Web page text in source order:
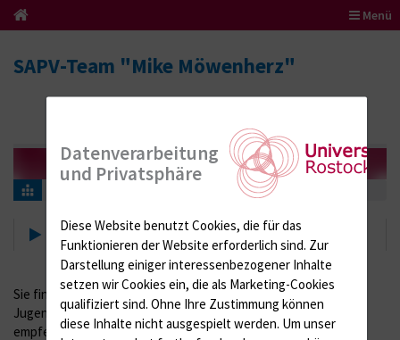
Menü
SAPV-Team "Mike Möwenherz"
Räumlichkeiten
Räumlichkeiten
Sie finden uns in der 1. Etage der Universitäts-Kinder- und
Jugendklinik. Sie können uns dort jederzeit besuchen, wir
empfehlen Ihnen jedoch sich vorher telefonisch zu melden, um
Datenverarbeitung
und Privatsphäre
Diese Website benutzt Cookies, die für das
Funktionieren der Website erforderlich sind. Zur
Darstellung einiger interessenbezogener Inhalte
setzen wir Cookies ein, die als Marketing-Cookies
qualifiziert sind. Ohne Ihre Zustimmung können
diese Inhalte nicht ausgespielt werden. Um unser